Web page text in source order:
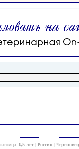
6,5 лет | Россия | Череповец